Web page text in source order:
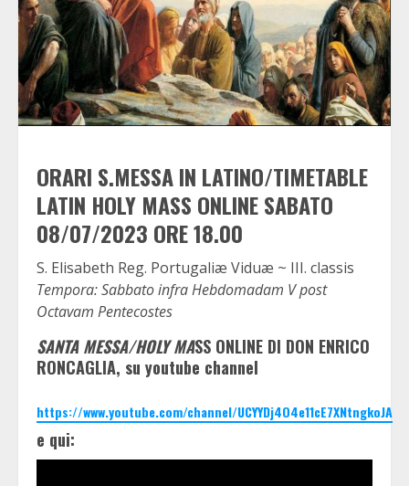
ORARI S.MESSA IN LATINO/TIMETABLE
LATIN HOLY MASS ONLINE SABATO
08/07/2023 ORE 18.00
S. Elisabeth Reg. Portugaliæ Viduæ ~ III. classis
Tempora: Sabbato infra Hebdomadam V post
Octavam Pentecostes
SANTA MESSA/HOLY MASS ONLINE DI DON ENRICO
RONCAGLIA, su youtube channel
https://www.youtube.com/channel/UCYYDj4O4e11cE7XNtngkoJA
e qui: